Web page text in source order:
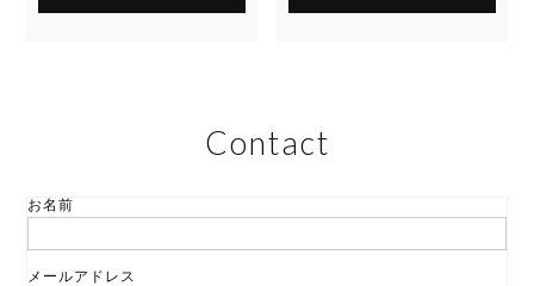
Contact
お名前
メールアドレス